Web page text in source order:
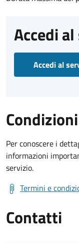
Accedi
Accedi al
Per conoscere i
informazioni
servizio.
Termini e
Contatti